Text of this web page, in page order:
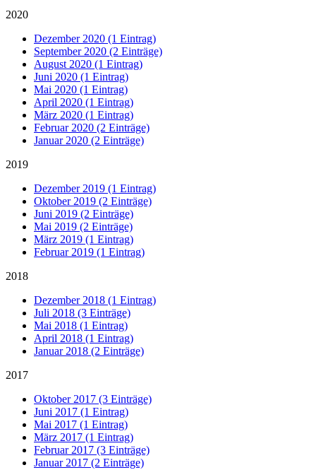
2020
Dezember 2020 (1 Eintrag)
September 2020 (2 Einträge)
August 2020 (1 Eintrag)
Juni 2020 (1 Eintrag)
Mai 2020 (1 Eintrag)
April 2020 (1 Eintrag)
März 2020 (1 Eintrag)
Februar 2020 (2 Einträge)
Januar 2020 (2 Einträge)
2019
Dezember 2019 (1 Eintrag)
Oktober 2019 (2 Einträge)
Juni 2019 (2 Einträge)
Mai 2019 (2 Einträge)
März 2019 (1 Eintrag)
Februar 2019 (1 Eintrag)
2018
Dezember 2018 (1 Eintrag)
Juli 2018 (3 Einträge)
Mai 2018 (1 Eintrag)
April 2018 (1 Eintrag)
Januar 2018 (2 Einträge)
2017
Oktober 2017 (3 Einträge)
Juni 2017 (1 Eintrag)
Mai 2017 (1 Eintrag)
März 2017 (1 Eintrag)
Februar 2017 (3 Einträge)
Januar 2017 (2 Einträge)